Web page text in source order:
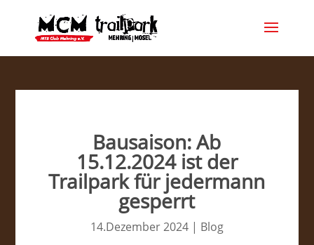
Bausaison: Ab
15.12.2024 ist der
Trailpark für jedermann
gesperrt
14.Dezember 2024| Blog